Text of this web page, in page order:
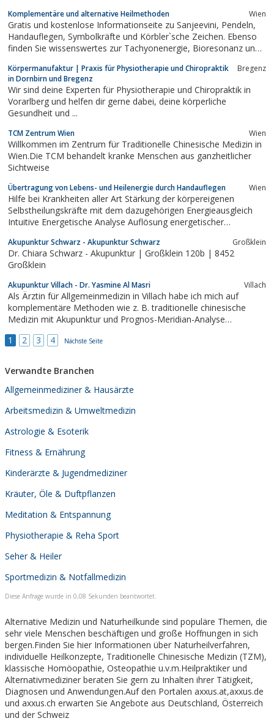
und Burnout-Coaching.
Komplementäre und alternative Heilmethoden Wien
Gratis und kostenlose Informationseite zu Sanjeevini, Pendeln,
Handauflegen, Symbolkräfte und Körbler`sche Zeichen. Ebenso
finden Sie wissenswertes zur Tachyonenergie, Bioresonanz und
die Kinder der neuen Zeit - ob Indigo oder Kristallkinder - mediale
neue...
Körpermanufaktur | Praxis für Physiotherapie und Chiropraktik
in Dornbirn und Bregenz
Bregenz
Wir sind deine Experten für Physiotherapie und Chiropraktik in
Vorarlberg und helfen dir gerne dabei, deine körperliche
Gesundheit und ...
TCM Zentrum Wien Wien
Willkommen im Zentrum für Traditionelle Chinesische Medizin in
Wien.Die TCM behandelt kranke Menschen aus ganzheitlicher
Sichtweise
Übertragung von Lebens- und Heilenergie durch Handauflegen Wien
Hilfe bei Krankheiten aller Art Stärkung der körpereigenen
Selbstheilungskräfte mit dem dazugehörigen Energieausgleich
Intuitive Energetische Analyse Auflösung energetischer
körperlichen, geistigen, oder emotionalen Beschwerden aller Art
helfen.
Akupunktur Schwarz - Akupunktur Schwarz Großklein
Dr. Chiara Schwarz - Akupunktur | Großklein 120b | 8452
Großklein
Akupunktur Villach - Dr. Yasmine Al Masri Villach
Als Ärztin für Allgemeinmedizin in Villach habe ich mich auf
komplementäre Methoden wie z. B. traditionelle chinesische
Medizin mit Akupunktur und Prognos-Meridian-Analyse
1 2 3 4 Nächste Seite
Verwandte Branchen
Allgemeinmediziner & Hausärzte
Arbeitsmedizin & Umweltmedizin
Astrologie & Esoterik
Fitness & Ernährung
Kinderärzte & Jugendmediziner
Kräuter, Öle & Duftpflanzen
Meditation & Entspannung
Physiotherapie & Reha Sport
Seher & Heiler
Sportmedizin & Notfallmedizin
Diese Anfrage wurde in 0,08 Sekunden beantwortet.
Alternative Medizin und Naturheilkunde sind populäre Themen, die
sehr viele Menschen beschäftigen und große Hoffnungen in sich
bergen.Finden Sie hier Informationen über Naturheilverfahren,
individuelle Heilkonzepte, Traditionelle Chinesische Medizin (TZM),
klassische Homöopathie, Osteopathie u.v.m.Heilpraktiker und
Alternativmediziner beraten Sie gern zu Inhalten ihrer Tätigkeit,
Diagnosen und Anwendungen.Auf den Portalen axxus.at,axxus.de
und axxus.ch erwarten Sie Angebote aus Deutschland, Österreich
und der Schweiz